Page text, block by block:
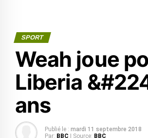
SPORT
Weah joue
Liberia
ans
Publié le : mardi 11 septembre 2018
Par: BBC | Source: BBC